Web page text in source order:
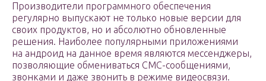
Производители программного обеспечения
регулярно выпускают не только новые версии для
своих продуктов, но и абсолютно обновленные
решения. Наиболее популярными приложениями
на андроид на данное время являются мессенджеры,
позволяющие обмениваться СМС-сообщениями,
звонками и даже звонить в режиме видеосвязи.